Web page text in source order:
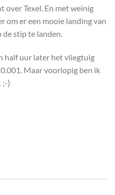
over Texel. En met weinig
om er een mooie landing van
de stip te landen.
half uur later het vliegtuig
Maar voorlopig ben ik
;-)